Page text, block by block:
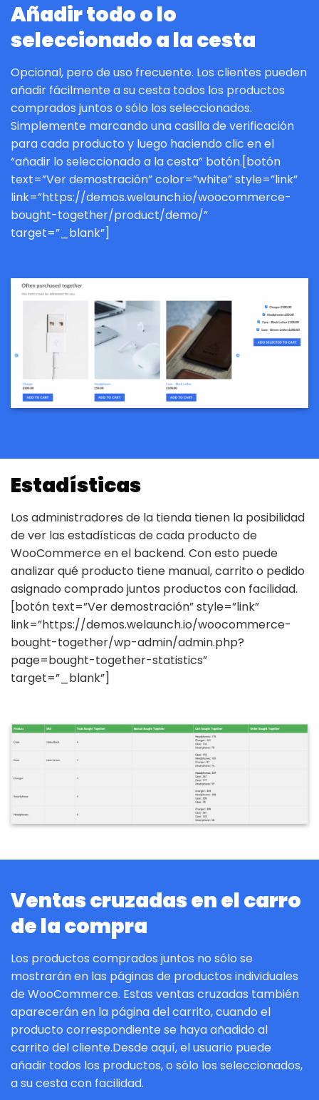
Añadir todo o lo
seleccionado a la cesta
Opcional, pero de uso frecuente. Los clientes pueden
añadir fácilmente a su cesta todos los productos
comprados juntos o sólo los seleccionados.
Simplemente marcando una casilla de verificación
para cada producto y luego haciendo clic en el
“añadir lo seleccionado a la cesta” botón.[botón
text=”Ver demostración” color=”white” style=”link”
link=”https://demos.welaunch.io/woocommerce-
bought-together/product/demo/”
target=”_blank”]
Estadísticas
Los administradores de la tienda tienen la posibilidad
de ver las estadísticas de cada producto de
WooCommerce en el backend. Con esto puede
analizar qué producto tiene manual, carrito o pedido
asignado comprado juntos productos con facilidad.
[botón text=”Ver demostración” style=”link”
link=”https://demos.welaunch.io/woocommerce-
bought-together/wp-admin/admin.php?
page=bought-together-statistics”
target=”_blank”]
Ventas cruzadas en el carro
de la compra
Los productos comprados juntos no sólo se
mostrarán en las páginas de productos individuales
de WooCommerce. Estas ventas cruzadas también
aparecerán en la página del carrito, cuando el
producto correspondiente se haya añadido al
carrito del cliente.Desde aquí, el usuario puede
añadir todos los productos, o sólo los seleccionados,
a su cesta con facilidad.